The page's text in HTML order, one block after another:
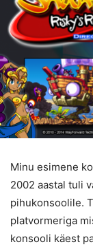
Minu esimene
2002 aastal tuli
pihukonsoolile.
platvormeriga
konsooli käest